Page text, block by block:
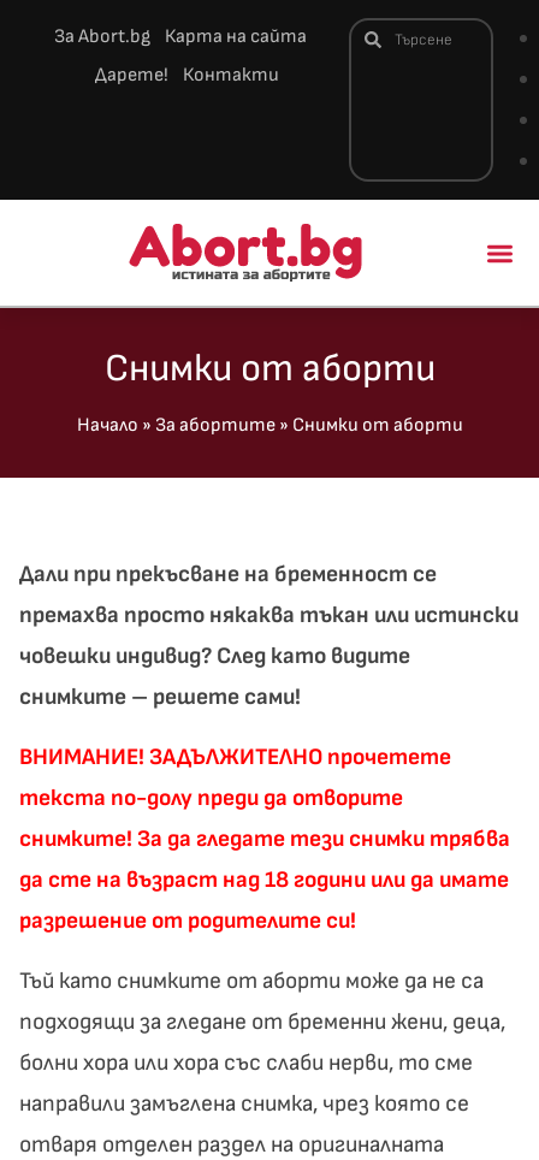
За Abort.bg
Карта на сайта
Дарете!
Контакти
Снимки от аборти
Начало » За абортите» Снимки от аборти
Дали при прекъсване на бременност се
премахва просто някаква тъкан или истински
човешки индивид? След като видите
снимките – решете сами!
ВНИМАНИЕ! ЗАДЪЛЖИТЕЛНО прочетете
текста по-долу преди да отворите
снимките! За да гледате тези снимки трябва
да сте на възраст над 18 години или да имате
разрешение от родителите си!
Тъй като снимките от аборти може да не са
подходящи за гледане от бременни жени, деца,
болни хора или хора със слаби нерви, то сме
направили замъглена снимка, чрез която се
отваря отделен раздел на оригиналната